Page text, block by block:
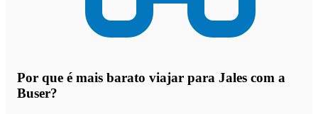
Por que é mais barato viajar para Jales com a
Buser?